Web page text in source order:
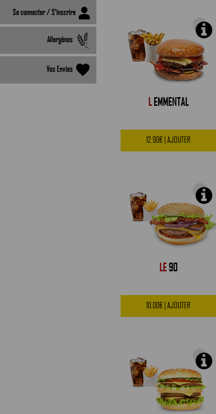
Se connecter / S'inscrire
Allergènes
Vos Envies
LEMMENTAL
12.90€ | AJOUTER
LE90
10.00€ | AJOUTER